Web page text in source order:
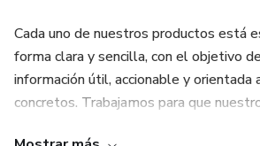
Cada uno de nuestros productos está
forma clara y sencilla, con el objetivo
información útil, accionable y orientada
concretos. Trabajamos para que